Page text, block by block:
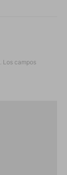
Los campos